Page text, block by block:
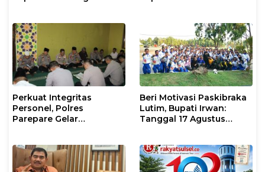
Perkuat Integritas
Personel, Polres
Parepare Gelar
Beri Motivasi Paskibraka
Lutim, Bupati Irwan:
Tanggal 17 Agustus